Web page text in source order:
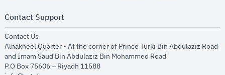
Contact Support
Contact Us
Alnakheel Quarter - At the corner of Prince Turki Bin Abdulaziz Road
and Imam Saud Bin Abdulaziz Bin Mohammed Road​
P.O Box 75606 – Riyadh 11588